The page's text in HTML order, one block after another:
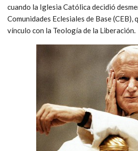
cuando la Iglesia Católica decidió
Comunidades Eclesiales de Base (CEB),
vínculo con la Teología de la Liberación.